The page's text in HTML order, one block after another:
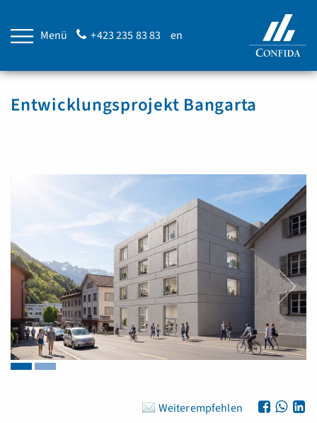
Menü +423 235 83 83 en
Entwicklungsprojekt Bangarta
Weiterempfehlen